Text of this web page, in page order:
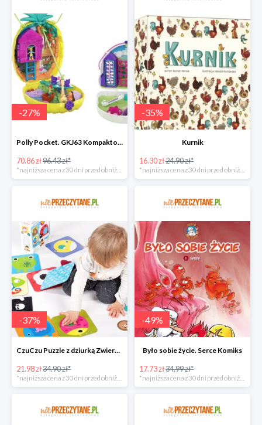
-27%
Polly Pocket. GKJ63 Kompaktowa torebka, mix
70.86 zł96.43 zł*
*najniższa cena z 30 dni przed obniżką
-35%
Kurnik
16.30 zł24.90 zł*
*najniższa cena z 30 dni przed obniżką
-37%
CzuCzu Puzzle z dziurką Zwierzątka
21.98 zł34.90 zł*
-49%
Było sobie życie. Serce Komiks
17.73 zł34.99 zł*